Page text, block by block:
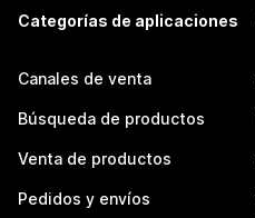
Categorías de aplicaciones
Canales de venta
Búsqueda de productos
Venta de productos
Pedidos y envíos